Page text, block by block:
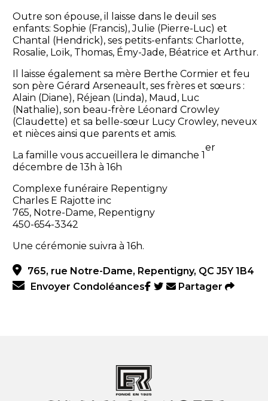
Outre son épouse, il laisse dans le deuil ses
enfants: Sophie (Francis), Julie (Pierre-Luc) et
Chantal (Hendrick), ses petits-enfants: Charlotte,
Rosalie, Loïk, Thomas, Émy-Jade, Béatrice et Arthur.
Il laisse également sa mère Berthe Cormier et feu
son père Gérard Arseneault, ses frères et sœurs :
Alain (Diane), Réjean (Linda), Maud, Luc
(Nathalie), son beau-frère Léonard Crowley
(Claudette) et sa belle-sœur Lucy Crowley, neveux
et nièces ainsi que parents et amis.
La famille vous accueillera le dimanche 1
er
décembre de 13h à 16h
Complexe funéraire Repentigny
Charles E Rajotte inc
765, Notre-Dame, Repentigny
450-654-3342
Une cérémonie suivra à 16h.
765, rue Notre-Dame, Repentigny, QC J5Y 1B4
Envoyer Condoléances
Partager